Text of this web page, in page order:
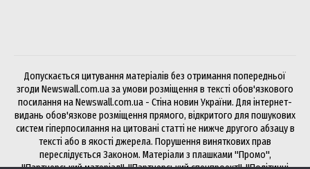
Допускається цитування матеріалів без отримання попередньої
згоди Newswall.com.ua за умови розміщення в тексті обов'язкового
посилання на Newswall.com.ua - Стіна новин України. Для інтернет-
видань обов'язкове розміщення прямого, відкритого для пошукових
систем гіперпосилання на цитовані статті не нижче другого абзацу в
тексті або в якості джерела. Порушення виняткових прав
переслідується Законом. Матеріали з плашками "Промо",